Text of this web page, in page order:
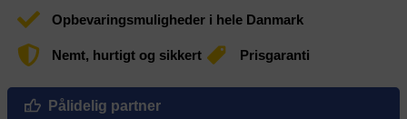
Opbevaringsmuligheder i hele Danmark
Nemt, hurtigt og sikkert Prisgaranti
Pålidelig partner